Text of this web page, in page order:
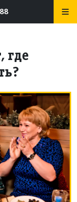
где